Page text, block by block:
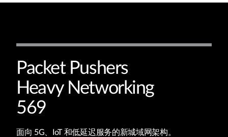
Packet Pushers
Heavy Networking
569
面向 5G、IoT 和低延迟服务的新城域网架构。